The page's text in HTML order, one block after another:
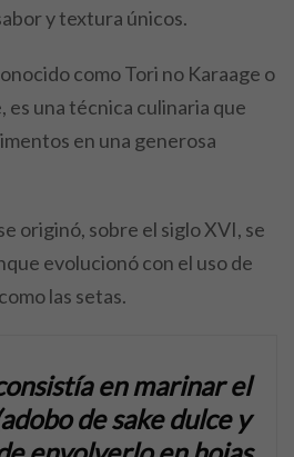
y textura únicos.
como Tori no Karaage o
es una técnica culinaria que
en una generosa
originó, sobre el siglo XVI, se
evolucionó con el uso de
las setas.
en marinar el
de sake dulce y